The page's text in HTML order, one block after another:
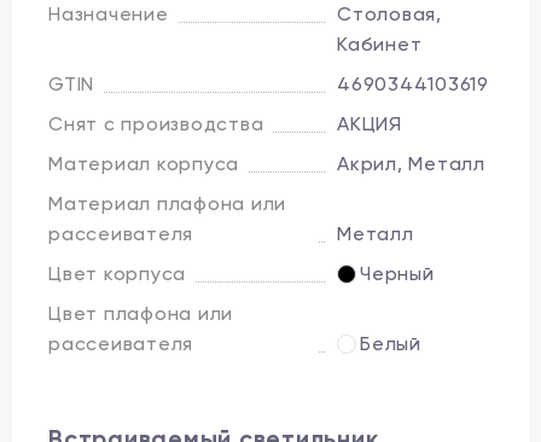
Назначение
Столовая,
Кабинет
GTIN
4690344103619
Снят с производства
АКЦИЯ
Материал корпуса
Акрил, Металл
Материал плафона или
рассеивателя
Металл
Цвет корпуса
Черный
Цвет плафона или
рассеивателя
Белый